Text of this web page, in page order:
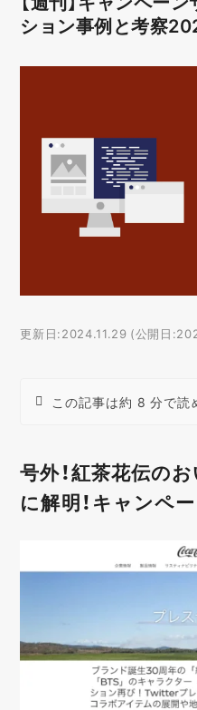
ション事例と考察
更新日:2024.11.29 (公開日
この記事は約 8 分で読
号外！紅茶花伝の
に解明！キャンペ